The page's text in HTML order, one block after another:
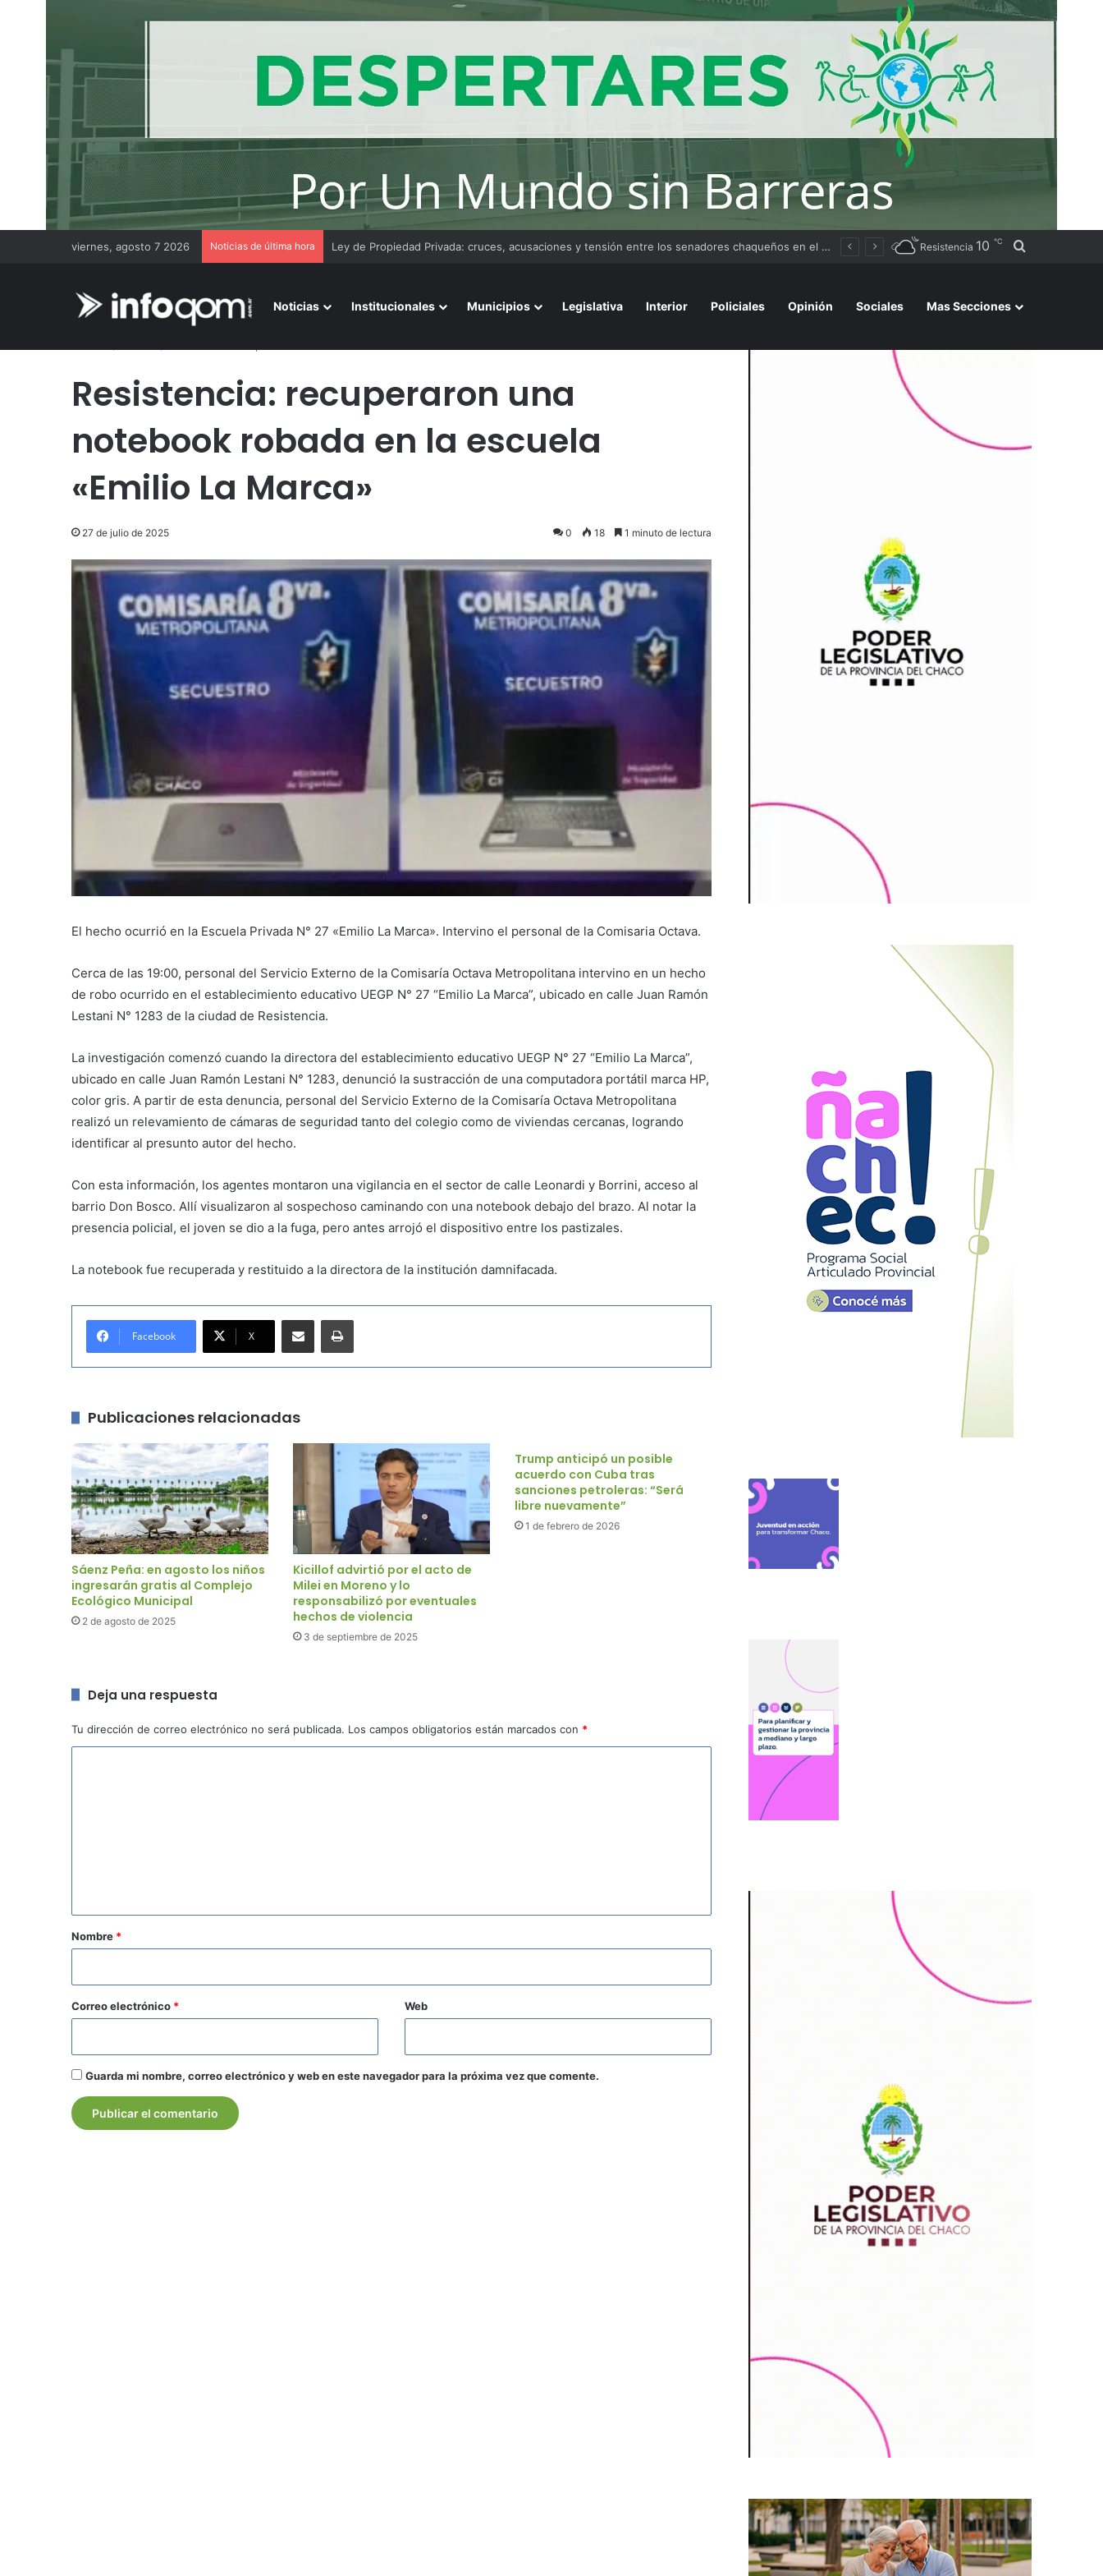
viernes, agosto 7 2026 Noticias de última hora Chaco convoca a emprendedores locales para competir en «Emprendimiento Argentino 2026» Resistencia 10 ℃ Buscar por
Noticias Institucionales Municipios Legislativa Interior Policiales Opinión Sociales Mas Secciones
Resistencia: recuperaron una
notebook robada en la escuela
«Emilio La Marca»
27 de julio de 2025 0 18 1 minuto de lectura
El hecho ocurrió en la Escuela Privada N° 27 «Emilio La Marca». Intervino el personal de la Comisaria Octava.
Cerca de las 19:00, personal del Servicio Externo de la Comisaría Octava Metropolitana intervino en un hecho
de robo ocurrido en el establecimiento educativo UEGP N° 27 “Emilio La Marca”, ubicado en calle Juan Ramón
Lestani N° 1283 de la ciudad de Resistencia.
La investigación comenzó cuando la directora del establecimiento educativo UEGP N° 27 “Emilio La Marca”,
ubicado en calle Juan Ramón Lestani N° 1283, denunció la sustracción de una computadora portátil marca HP,
color gris. A partir de esta denuncia, personal del Servicio Externo de la Comisaría Octava Metropolitana
realizó un relevamiento de cámaras de seguridad tanto del colegio como de viviendas cercanas, logrando
identificar al presunto autor del hecho.
Con esta información, los agentes montaron una vigilancia en el sector de calle Leonardi y Borrini, acceso al
barrio Don Bosco. Allí visualizaron al sospechoso caminando con una notebook debajo del brazo. Al notar la
presencia policial, el joven se dio a la fuga, pero antes arrojó el dispositivo entre los pastizales.
La notebook fue recuperada y restituido a la directora de la institución damnifacada.
Facebook X
Publicaciones relacionadas
Sáenz Peña: en agosto los niños
ingresarán gratis al Complejo
Ecológico Municipal
2 de agosto de 2025
Kicillof advirtió por el acto de
Milei en Moreno y lo
responsabilizó por eventuales
hechos de violencia
3 de septiembre de 2025
Trump anticipó un posible
acuerdo con Cuba tras
sanciones petroleras: “Será
libre nuevamente”
1 de febrero de 2026
Deja una respuesta
Tu dirección de correo electrónico no será publicada. Los campos obligatorios están marcados con *
r
*
Nombre *
Correo electrónico * Web
Guarda mi nombre, correo electrónico y web en este navegador para la próxima vez que comente.